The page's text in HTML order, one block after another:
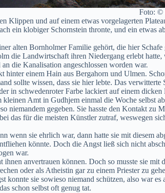
Foto: ©
Klippen und auf einem etwas vorgelagerten
ein klobiger Schornstein thronte, und ein etwas
alten Bornholmer Familie gehört, die hier
die Landwirtschaft ihren Niedergang erlebt
die Kanalisation angeschlossen worden war.
hinter einem Hain aus Bergahorn und Ulmen.
sollte wissen, dass sie hier lebte. Das
in schwedenroter Farbe lackiert auf einem
kleinen Amt in Gudhjem einmal die Woche
niemandem gegeben. Sie hasste den Kontakt zu
das für die meisten Künstler zutraf, weswegen
wenn sie ehrlich war, dann hatte sie mit diesem
könnte. Doch die Angst ließ sich nicht
war.
anvertrauen können. Doch so musste sie
oder als Atheistin gar zu einem Priester zu
konnte sie sowieso niemand schützen, also war
schon selbst oft genug tat.